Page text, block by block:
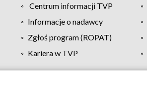
Centrum informacji TVP
Informacje o nadawcy
Zgłoś program (ROPAT)
Kariera w TVP